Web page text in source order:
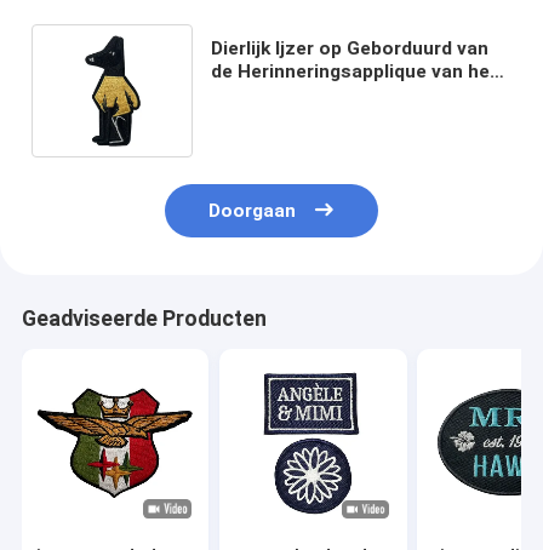
Dierlijk Ijzer op Geborduurd van
de Herinneringsapplique van het
Doorgaan
Geadviseerde Producten